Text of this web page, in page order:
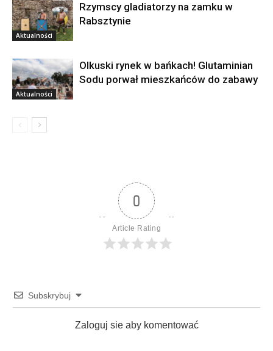
Aktualności
Rzymscy gladiatorzy na zamku w
Rabsztynie
Aktualności
Olkuski rynek w bańkach! Glutaminian
Sodu porwał mieszkańców do zabawy
0
Article Rating
Subskrybuj
Zaloguj sie aby komentować